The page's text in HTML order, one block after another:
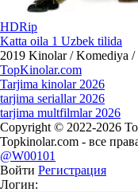
HDRip
Katta oila 1 Uzbek tilida
2019 Kinolar /
TopKinolar.com
Tarjima kinolar 2026
tarjima seriallar 2026
tarjima multfilmlar 2026
Copyright © 2022-2026
Topkinolar.com - все
@W00101
Войти Регистрация
Логин: